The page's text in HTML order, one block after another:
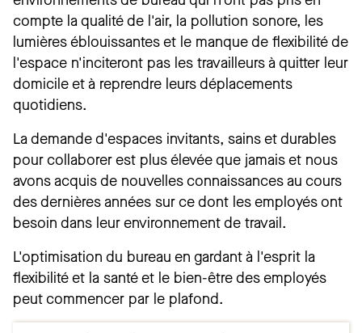
compte la qualité de l'air, la pollution sonore, les
lumières éblouissantes et le manque de flexibilité de
l'espace n'inciteront pas les travailleurs à quitter leur
domicile et à reprendre leurs déplacements
quotidiens.
La demande d'espaces invitants, sains et durables
pour collaborer est plus élevée que jamais et nous
avons acquis de nouvelles connaissances au cours
des dernières années sur ce dont les employés ont
besoin dans leur environnement de travail.
L'optimisation du bureau en gardant à l'esprit la
flexibilité et la santé et le bien-être des employés
peut commencer par le plafond.